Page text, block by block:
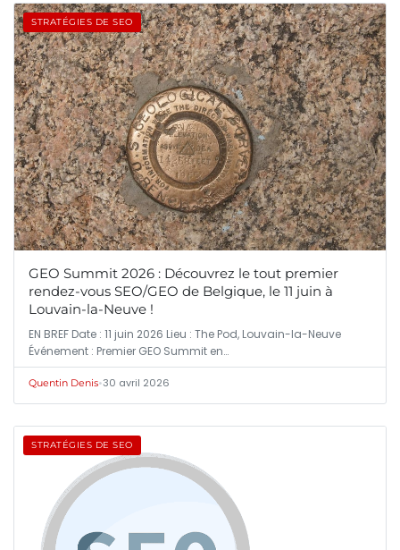
STRATÉGIES DE SEO
GEO Summit 2026 : Découvrez le tout premier
rendez-vous SEO/GEO de Belgique, le 11 juin à
Louvain-la-Neuve !
EN BREF Date : 11 juin 2026 Lieu : The Pod, Louvain-la-Neuve
Événement : Premier GEO Summit en…
Quentin Denis•30 avril 2026
STRATÉGIES DE SEO